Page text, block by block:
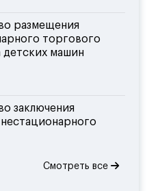
размещения
торгового
детских машин
заключения
Смотреть все